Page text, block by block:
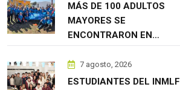
MÁS DE 100 ADULTOS
MAYORES SE
ENCONTRARON EN…
7 agosto, 2026
ESTUDIANTES DEL INMLF